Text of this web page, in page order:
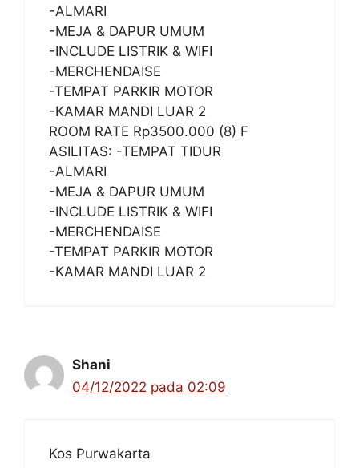
-ALMARI
-MEJA & DAPUR UMUM
-INCLUDE LISTRIK & WIFI
-MERCHENDAISE
-TEMPAT PARKIR MOTOR
-KAMAR MANDI LUAR 2
ROOM RATE Rp3500.000 (8) F
ASILITAS: -TEMPAT TIDUR
-ALMARI
-MEJA & DAPUR UMUM
-INCLUDE LISTRIK & WIFI
-MERCHENDAISE
-TEMPAT PARKIR MOTOR
-KAMAR MANDI LUAR 2
Shani
04/12/2022 pada 02:09
Kos Purwakarta